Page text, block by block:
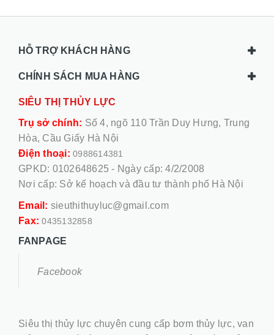
HỖ TRỢ KHÁCH HÀNG
CHÍNH SÁCH MUA HÀNG
SIÊU THỊ THỦY LỰC
Trụ sở chính: Số 4, ngõ 110 Trần Duy Hưng, Trung
Hòa, Cầu Giấy Hà Nội
Điện thoại: 0988614381
GPKD: 0102648625 - Ngày cấp: 4/2/2008
Nơi cấp: Sở kế hoạch và đầu tư thành phố Hà Nội
Email: sieuthithuyluc@gmail.com
Fax:0435132858
FANPAGE
Facebook
Siêu thị thủy lực chuyên cung cấp bơm thủy lực, van